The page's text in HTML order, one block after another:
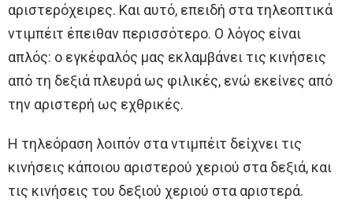
αριστερόχειρες. Και αυτό, επειδή στα τηλεοπτικά
ντιμπέιτ έπειθαν περισσότερο. Ο λόγος είναι
απλός: ο εγκέφαλός μας εκλαμβάνει τις κινήσεις
από τη δεξιά πλευρά ως φιλικές, ενώ εκείνες από
την αριστερή ως εχθρικές.
Η τηλεόραση λοιπόν στα ντιμπέιτ δείχνει τις
κινήσεις κάποιου αριστερού χεριού στα δεξιά, και
τις κινήσεις του δεξιού χεριού στα αριστερά.